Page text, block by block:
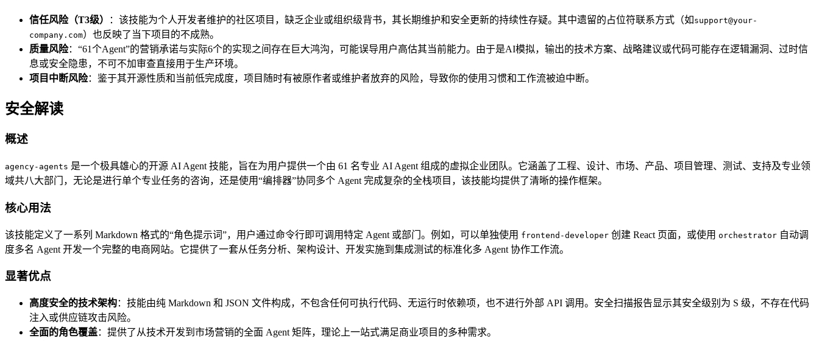
信任风险（T3级） ：该技能为个人开发者维护的社区项目，缺乏企业或组织级背书，其长期维护和安全更新的持续性存疑。其中遗留的占位符联系方式（如 support@your-
company.com）也反映了当下项目的不成熟。
质量风险：“61个Agent”的营销承诺与实际6个的实现之间存在巨大鸿沟，可能误导用户高估其当前能力。由于是AI模拟，输出的技术方案、战略建议或代码可能存在逻辑漏洞、过时信
息或安全隐患，不可不加审查直接用于生产环境。
项目中断风险：鉴于其开源性质和当前低完成度，项目随时有被原作者或维护者放弃的风险，导致你的使用习惯和工作流被迫中断。
安全解读
概述
agency-agents 是一个极具雄心的开源 AI Agent 技能，旨在为用户提供一个由 61 名专业 AI Agent 组成的虚拟企业团队。它涵盖了工程、设计、市场、产品、项目管理、测试、支持及专业领
域共八大部门，无论是进行单个专业任务的咨询，还是使用“编排器”协同多个 Agent 完成复杂的全栈项目，该技能均提供了清晰的操作框架。
核心用法
该技能定义了一系列 Markdown 格式的“角色提示词”，用户通过命令行即可调用特定 Agent 或部门。例如，可以单独使用 frontend-developer 创建 React 页面，或使用 orchestrator 自动调
度多名 Agent 开发一个完整的电商网站。它提供了一套从任务分析、架构设计、开发实施到集成测试的标准化多 Agent 协作工作流。
显著优点
高度安全的技术架构：技能由纯 Markdown 和 JSON 文件构成，不包含任何可执行代码、无运行时依赖项，也不进行外部 API 调用。安全扫描报告显示其安全级别为 S 级，不存在代码
注入或供应链攻击风险。
全面的角色覆盖：提供了从技术开发到市场营销的全面 Agent 矩阵，理论上一站式满足商业项目的多种需求。